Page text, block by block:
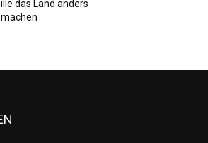
das Land anders